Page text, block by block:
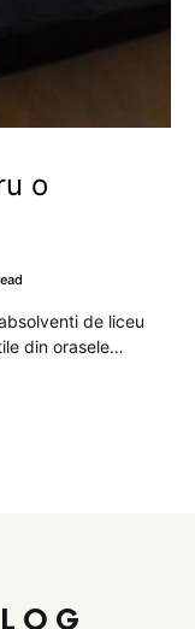
o
de liceu
din orasele…